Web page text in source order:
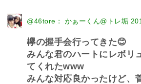
@46tore： かぁーくん@トレ垢
欅の握手会行ってきた😊
みんな君のハートにレボリ
てくれたwww
みんな対応良かったけど、